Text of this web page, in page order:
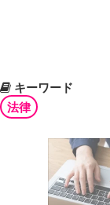
キーワード
法律